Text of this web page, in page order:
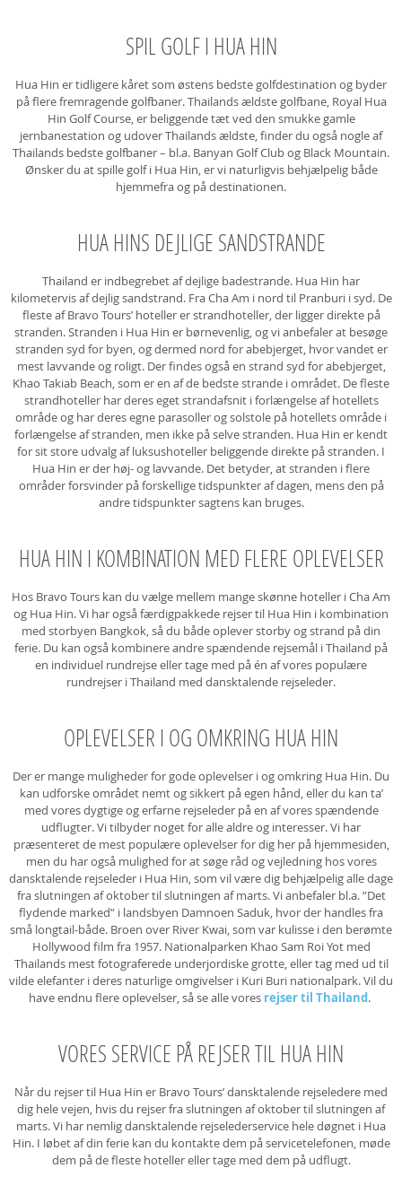
SPIL GOLF I HUA HIN
Hua Hin er tidligere kåret som østens bedste golfdestination og byder
på flere fremragende golfbaner. Thailands ældste golfbane, Royal Hua
Hin Golf Course, er beliggende tæt ved den smukke gamle
jernbanestation og udover Thailands ældste, finder du også nogle af
Thailands bedste golfbaner – bl.a. Banyan Golf Club og Black Mountain.
Ønsker du at spille golf i Hua Hin, er vi naturligvis behjælpelig både
hjemmefra og på destinationen.
HUA HINS DEJLIGE SANDSTRANDE
Thailand er indbegrebet af dejlige badestrande. Hua Hin har
kilometervis af dejlig sandstrand. Fra Cha Am i nord til Pranburi i syd. De
fleste af Bravo Tours’ hoteller er strandhoteller, der ligger direkte på
stranden. Stranden i Hua Hin er børnevenlig, og vi anbefaler at besøge
stranden syd for byen, og dermed nord for abebjerget, hvor vandet er
mest lavvande og roligt. Der findes også en strand syd for abebjerget,
Khao Takiab Beach, som er en af de bedste strande i området. De fleste
strandhoteller har deres eget strandafsnit i forlængelse af hotellets
område og har deres egne parasoller og solstole på hotellets område i
forlængelse af stranden, men ikke på selve stranden. Hua Hin er kendt
for sit store udvalg af luksushoteller beliggende direkte på stranden. I
Hua Hin er der høj- og lavvande. Det betyder, at stranden i flere
områder forsvinder på forskellige tidspunkter af dagen, mens den på
andre tidspunkter sagtens kan bruges.
HUA HIN I KOMBINATION MED FLERE OPLEVELSER
Hos Bravo Tours kan du vælge mellem mange skønne hoteller i Cha Am
og Hua Hin. Vi har også færdigpakkede rejser til Hua Hin i kombination
med storbyen Bangkok, så du både oplever storby og strand på din
ferie. Du kan også kombinere andre spændende rejsemål i Thailand på
en individuel rundrejse eller tage med på én af vores populære
rundrejser i Thailand med dansktalende rejseleder.
OPLEVELSER I OG OMKRING HUA HIN
Der er mange muligheder for gode oplevelser i og omkring Hua Hin. Du
kan udforske området nemt og sikkert på egen hånd, eller du kan ta’
med vores dygtige og erfarne rejseleder på en af vores spændende
udflugter. Vi tilbyder noget for alle aldre og interesser. Vi har
præsenteret de mest populære oplevelser for dig her på hjemmesiden,
men du har også mulighed for at søge råd og vejledning hos vores
dansktalende rejseleder i Hua Hin, som vil være dig behjælpelig alle dage
fra slutningen af oktober til slutningen af marts. Vi anbefaler bl.a. ”Det
flydende marked” i landsbyen Damnoen Saduk, hvor der handles fra
små longtail-både. Broen over River Kwai, som var kulisse i den berømte
Hollywood film fra 1957. Nationalparken Khao Sam Roi Yot med
Thailands mest fotograferede underjordiske grotte, eller tag med ud til
vilde elefanter i deres naturlige omgivelser i Kuri Buri nationalpark. Vil du
have endnu flere oplevelser, så se alle vores rejser til Thailand.
VORES SERVICE PÅ REJSER TIL HUA HIN
Når du rejser til Hua Hin er Bravo Tours’ dansktalende rejseledere med
dig hele vejen, hvis du rejser fra slutningen af oktober til slutningen af
marts. Vi har nemlig dansktalende rejselederservice hele døgnet i Hua
Hin. I løbet af din ferie kan du kontakte dem på servicetelefonen, møde
dem på de fleste hoteller eller tage med dem på udflugt.